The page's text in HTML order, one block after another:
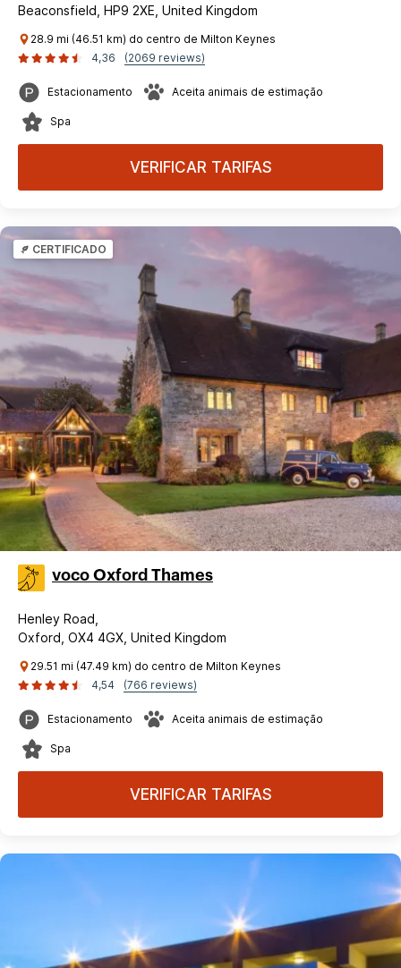
Beaconsfield, HP9 2XE, United Kingdom
28.9 mi (46.51 km) do centro de Milton Keynes
4,36
(2069 reviews)
Estacionamento Aceita animais de estimação
Spa
VERIFICAR TARIFAS
CERTIFICADO
voco Oxford Thames
Henley Road,
Oxford, OX4 4GX, United Kingdom
29.51 mi (47.49 km) do centro de Milton Keynes
4,54
(766 reviews)
Estacionamento Aceita animais de estimação
Spa
VERIFICAR TARIFAS